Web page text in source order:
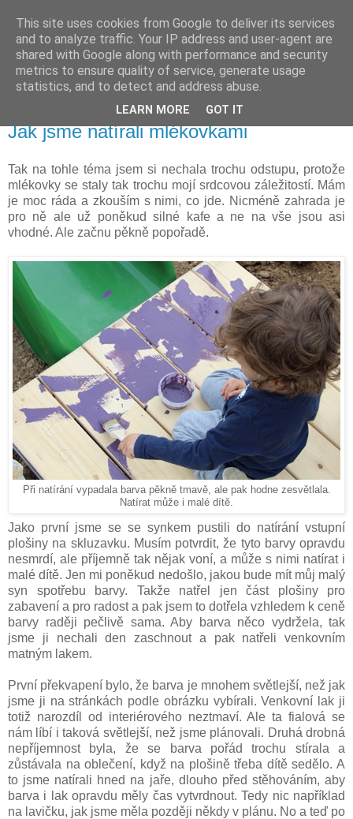
Vysněná zahrada
Blog o plánování a realizování vysněné zahrady.
neděle 28. srpna 2016
Jak jsme natírali mlékovkami
Tak na tohle téma jsem si nechala trochu odstupu, protože
mlékovky se staly tak trochu mojí srdcovou záležitostí. Mám
je moc ráda a zkouším s nimi, co jde. Nicméně zahrada je
pro ně ale už poněkud silné kafe a ne na vše jsou asi
vhodné. Ale začnu pěkně popořadě.
Při natírání vypadala barva pěkně tmavě, ale pak hodne zesvětlala.
Natírat může i malé dítě.
Jako první jsme se se synkem pustili do natírání vstupní
plošiny na skluzavku. Musím potvrdit, že tyto barvy opravdu
nesmrdí, ale příjemně tak nějak voní, a může s nimi natírat i
malé dítě. Jen mi poněkud nedošlo, jakou bude mít můj malý
syn spotřebu barvy. Takže natřel jen část plošiny pro
zabavení a pro radost a pak jsem to dotřela vzhledem k ceně
barvy raději pečlivě sama. Aby barva něco vydržela, tak
jsme ji nechali den zaschnout a pak natřeli venkovním
matným lakem.
První překvapení bylo, že barva je mnohem světlejší, než jak
jsme ji na stránkách podle obrázku vybírali. Venkovní lak ji
totiž narozdíl od interiérového neztmaví. Ale ta fialová se
nám líbí i taková světlejší, než jsme plánovali. Druhá drobná
nepříjemnost byla, že se barva pořád trochu stírala a
zůstávala na oblečení, když na plošině třeba dítě sedělo. A
to jsme natírali hned na jaře, dlouho před stěhováním, aby
barva i lak opravdu měly čas vytvrdnout. Tedy nic například
na lavičku, jak jsme měla později někdy v plánu. No a teď po
This site uses cookies from Google to deliver its services
and to analyze traffic. Your IP address and user-agent are
shared with Google along with performance and security
metrics to ensure quality of service, generate usage
statistics, and to detect and address abuse.
LEARN MORE GOT IT